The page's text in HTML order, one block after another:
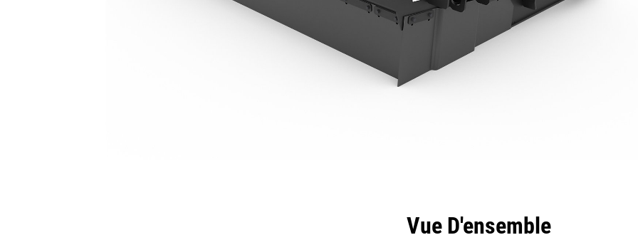
Vue D'ensemble